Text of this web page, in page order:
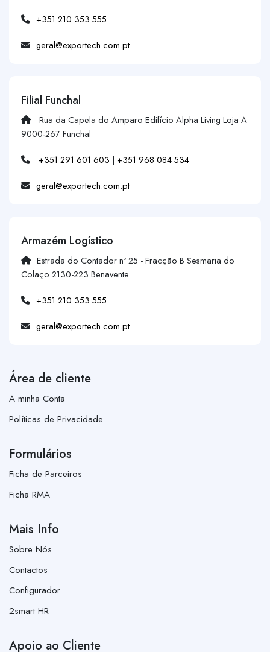
+351 210 353 555
geral@exportech.com.pt
Filial Funchal
Rua da Capela do Amparo Edifício Alpha Living Loja A
9000-267 Funchal
+351 291 601 603 | +351 968 084 534
geral@exportech.com.pt
Armazém Logístico
Estrada do Contador nº 25 - Fracção B Sesmaria do
Colaço 2130-223 Benavente
+351 210 353 555
geral@exportech.com.pt
Área de cliente
A minha Conta
Políticas de Privacidade
Formulários
Ficha de Parceiros
Ficha RMA
Mais Info
Sobre Nós
Contactos
Configurador
2smart HR
Apoio ao Cliente